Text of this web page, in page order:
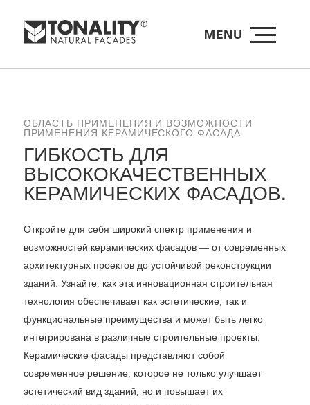
MENU
ОБЛАСТЬ ПРИМЕНЕНИЯ И ВОЗМОЖНОСТИ
ПРИМЕНЕНИЯ КЕРАМИЧЕСКОГО ФАСАДА.
ГИБКОСТЬ ДЛЯ
ВЫСОКОКАЧЕСТВЕННЫХ
КЕРАМИЧЕСКИХ ФАСАДОВ.
Откройте для себя широкий спектр применения и
возможностей керамических фасадов — от современных
архитектурных проектов до устойчивой реконструкции
зданий. Узнайте, как эта инновационная строительная
технология обеспечивает как эстетические, так и
функциональные преимущества и может быть легко
интегрирована в различные строительные проекты.
Керамические фасады представляют собой
современное решение, которое не только улучшает
эстетический вид зданий, но и повышает их